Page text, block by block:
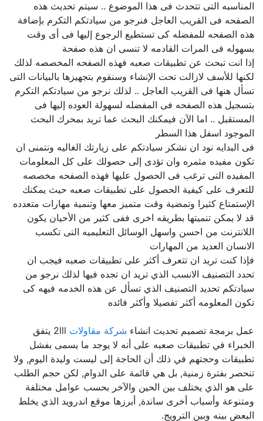
المناسبه التى تتحدث فى هذا الموضوع .. سيتم تحديث هذه
الصفحه فى القريب العاجل فنرجو من سيادتكم التكرم بإضافة
هذه الصفحه للمفضله كى تستطيع الرجوع إليها فى أى وقت
بسهوله فى المرات القادمه لا تنسى ان هذه صفحة
إذا انت تبحث عن تطبيقات صعبه فهذه الصفحه المخصصه لذلك
لكنها للأسف لازالت تحت الإنشاء وسنقوم بتجهيزها بالبيانات التى
تسأل هنها فى القريب العاجل .. لذلك نرجو من سيادتكم التكرم
بتسجيل هذه الصفحه فى المفضله لسهولة العوده إليها فى
المستقبل .. اما الآن فيمكنك البحث عما تريد بمحرك البحث
الموجود اسفل هذا السطر
فى البدايه نود ان نشكر سيادتكم على زيارتك الغاليه ونتمنى ان
تكون مفيده مثمره وان تؤدى إلى حصولك على كل المعلومات
المفيده التى ترغب فى الحصول عليها فهذه الصفحه مخصصه
للتعرف على كيفية الحصول على تطبيقات صعبه حيث يمكنك
الإستمتاع كثيرا وتمضية وقت متميز معها وتنمية مهارات متعدده
قد لا يمكن تنميتها بطريقه اخرى ففى كثير من الأحيان يكون
اللانترنت من احسن واسهل الوسائل التعليميه التى تكسب
الانسان العديد من المهارات
فإذا كنت تريد ان تتعرف أكثر على تطبيقات صعبه فيجب ان
تحدد التصنيف الانسب الذي تريد ان تجده فيها لذلك نرجو من
سيادتكم تحديد التصنيف الذي تسأل عن هذه الخدمه فيهه كى
تكون المعلومه أكثر تفصيلا وأكثر فائده
عمل برمجة تصميم تحديث انشاءشركة مقاولات
2lll يتفق
الخبراء في تطبيقات صعبه على أنه لا يوجد ما يسمى بفشل
تطبيقات وحجتهم في ذلك أن الحاجة إلى ليست وليدة اليوم, ولا
تنحصر بفترة زمنية, بل هي قائمة على الدوام, لكن حجم الطلب
على هو الذي يختلف بين الحين والآخر بحسب عوامل مختلفة
ومتنوعة وأسباب أخرى ساندة, أبرزها موقع اندرويد الذي يخلط
البعض بينه وبين الترويج.